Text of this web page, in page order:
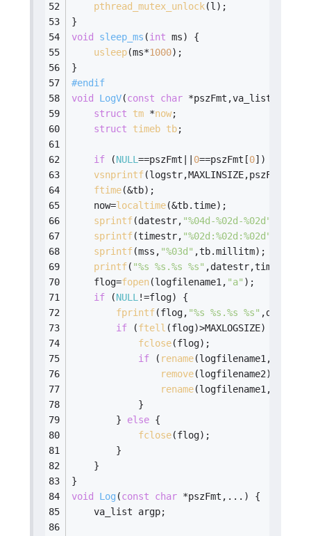
pthread_mutex_unlock(l);
}
void
sleep_ms (int ms)
{
usleep(ms*1000);
}
#endif
void
LogV(const char *pszFmt,va_list argp)
struct
tm *now;
struct
timeb tb;
if (NULL==pszFmt|| 0==pszFmt[0])
vsnprintf
ftime(&tb);
    now=
localtime(&tb.time);
sprintf(datestr, "%04d-%02d-%02d"
sprintf(timestr, "%02d:%02d:%02d"
sprintf(mss, "%03d" ,tb.millitm);
printf( "%s %s.%s %s"
    flog=
fopen(logfilename1, "a" );
if (NULL!=flog) {
fprintf(flog, "%s %s.%s %s"
if (ftell (flog)>MAXLOGSIZE) {
fclose(flog);
if ( rename
remove(logfilename2);
rename
            }
        }
else {
fclose(flog);
        }
    }
}
void
Log (const char *pszFmt,...)
{
    va_list argp;